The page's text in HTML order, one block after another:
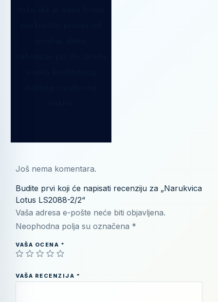
Još nema komentara.
Budite prvi koji će napisati recenziju za „Narukvica
Lotus LS2088-2/2“
Vaša adresa e-pošte neće biti objavljena.
Neophodna polja su označena *
VAŠA OCENA *
VAŠA RECENZIJA *